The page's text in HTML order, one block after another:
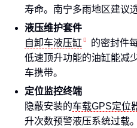
寿命。南宁多雨地区建议
液压维护套件
自卸车液压缸
的密封件
低速顶升功能的油缸能减
车携带。
定位监控终端
隐蔽安装的车载GPS定位
升次数预警液压系统过载